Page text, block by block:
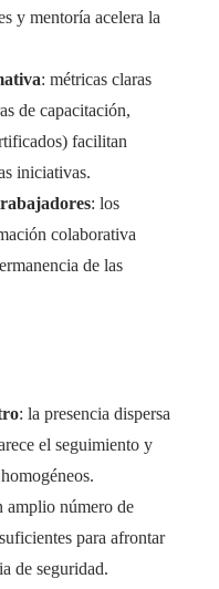
y mentoría acelera la
: métricas claras
de capacitación,
facilitan
iniciativas.
: los
colaborativa
de las
: la presencia dispersa
el seguimiento y
amplio número de
para afrontar
de seguridad.